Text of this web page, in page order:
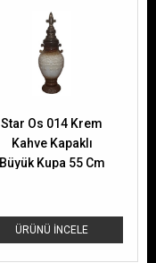
ÜRÜNÜ İNCELE
Star Os 014 Krem
Kahve Kapaklı
Büyük Kupa 55 Cm